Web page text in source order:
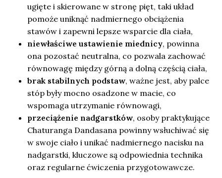
ugięte i skierowane w stronę pięt, taki układ
pomoże uniknąć nadmiernego obciążenia
stawów i zapewni lepsze wsparcie dla ciała,
niewłaściwe ustawienie miednicy, powinna
ona pozostać neutralna, co pozwala zachować
równowagę między górną a dolną częścią ciała,
brak stabilnych podstaw, ważne jest, aby palce
stóp były mocno osadzone w macie, co
wspomaga utrzymanie równowagi,
przeciążenie nadgarstków, osoby praktykujące
Chaturanga Dandasana powinny wsłuchiwać się
w swoje ciało i unikać nadmiernego nacisku na
nadgarstki, kluczowe są odpowiednia technika
oraz regularne ćwiczenia przygotowawcze.